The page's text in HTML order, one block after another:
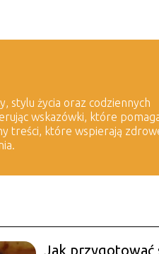
stylu życia oraz codziennych
wskazówki, które
treści, które wspierają
Jak przygotować